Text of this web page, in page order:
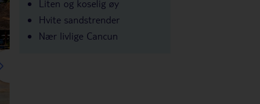
Liten og koselig øy
Hvite sandstrender
Nær livlige Cancun